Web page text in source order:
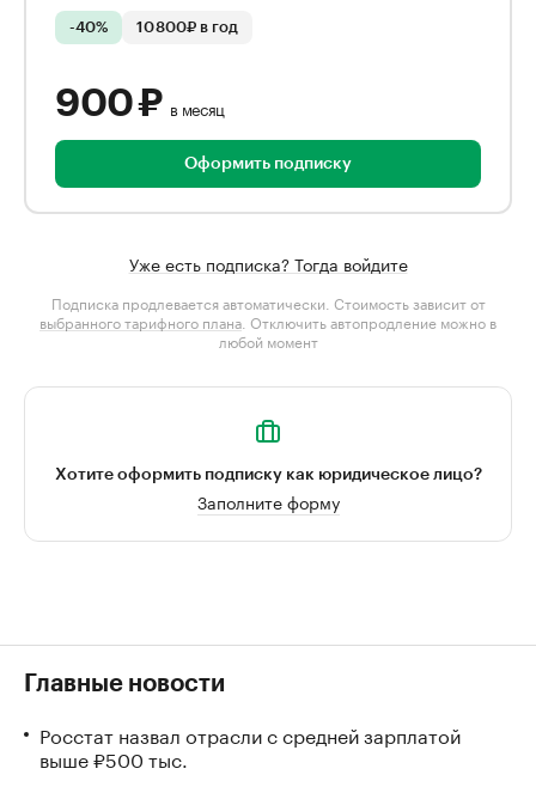
-40% 10 800₽ в год
900 ₽ в месяц
Оформить подписку
Уже есть подписка? Тогда войдите
Подписка продлевается автоматически. Стоимость зависит от
выбранного тарифного плана . Отключить автопродление можно в
любой момент
Хотите оформить подписку как юридическое лицо?
Заполните форму
Главные новости
Росстат назвал отрасли с средней зарплатой
выше ₽500 тыс.